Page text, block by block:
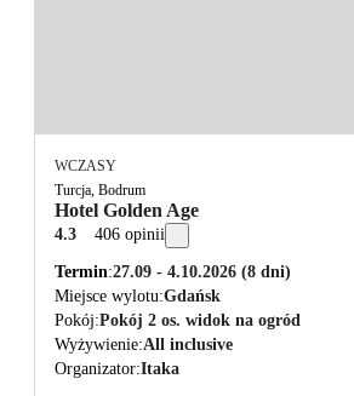
WCZASY
Turcja, Bodrum
Hotel Golden Age
4.3 406 opinii
Termin 27.09 - 4.10.2026 (8 dni)
Miejsce wylotu Gdańsk
Pokój Pokój 2 os. widok na ogród
Wyżywienie All inclusive
Organizator Itaka